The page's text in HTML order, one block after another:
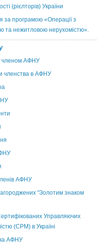
(рієлторів) України
за програмою «Операції з
та нежитловою нерухомістю».
членом АФНУ
членства в АФНУ
АФНУ
"Золотим знаком
Управляючих
(CPM) в Україні
АФНУ